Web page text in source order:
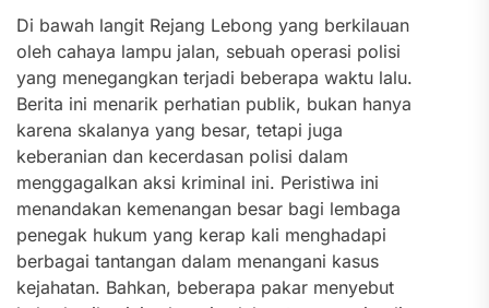
Di bawah langit Rejang Lebong yang berkilauan
oleh cahaya lampu jalan, sebuah operasi polisi
yang menegangkan terjadi beberapa waktu lalu.
Berita ini menarik perhatian publik, bukan hanya
karena skalanya yang besar, tetapi juga
keberanian dan kecerdasan polisi dalam
menggagalkan aksi kriminal ini. Peristiwa ini
menandakan kemenangan besar bagi lembaga
penegak hukum yang kerap kali menghadapi
berbagai tantangan dalam menangani kasus
kejahatan. Bahkan, beberapa pakar menyebut